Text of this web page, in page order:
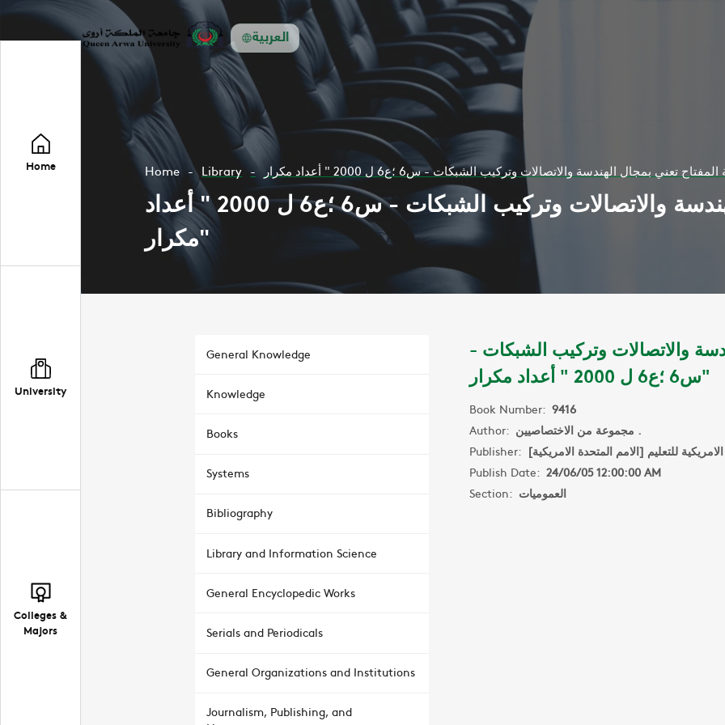
العربية
Home
University
Colleges &
Majors
Home Library
مجلة المفتاح تعني بمجال الهندسة والاتصالات وتركيب الشبكات - س6 ؛ع6 ل 2000 " أعداد
مكرار"
General Knowledge
Knowledge
Books
Systems
Bibliography
Library and Information Science
General Encyclopedic Works
Serials and Periodicals
General Organizations and Institutions
Journalism, Publishing, and
والاتصالات وتركيب الشبكات -
س6 ؛ع6 ل 2000 " أعداد مكرار"
Book Number: 9416
Author:
مجموعة من الاختصاصيين .
Publisher: للتعليم [الامم المتحدة الامريكية]
Publish Date: 24/06/05 12:00:00 AM
Section: العموميات